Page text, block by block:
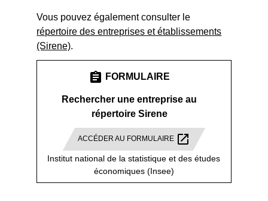
Vous pouvez également consulter le
répertoire des entreprises et établissements
(Sirene).
assignment FORMULAIRE
Rechercher une entreprise au
répertoire Sirene
ACCÉDER AU FORMULAIRE open_in_new
Institut national de la statistique et des études
économiques (Insee)